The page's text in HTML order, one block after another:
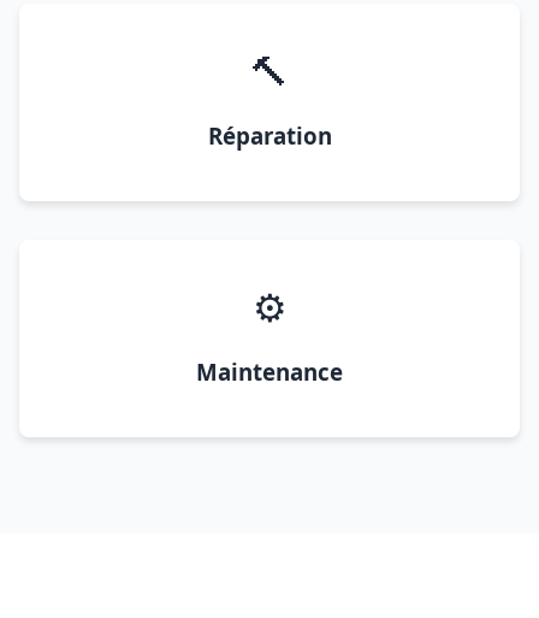
🔨
Réparation
⚙️
Maintenance